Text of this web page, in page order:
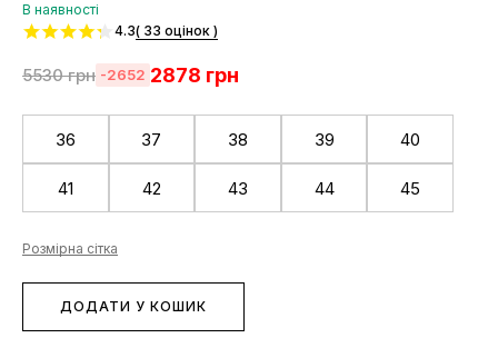
В наявності
4.3( 33 оцінок )
5530грн -2652 2878 грн
36 37 38 39 40
41 42 43 44 45
Розмірна сітка
ДОДАТИ У КОШИК